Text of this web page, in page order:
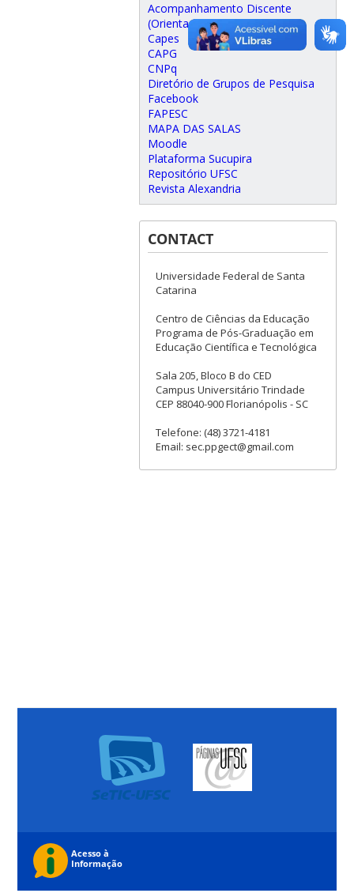
Acompanhamento Discente
(Orientadores)
Capes
CAPG
CNPq
Diretório de Grupos de Pesquisa
Facebook
FAPESC
MAPA DAS SALAS
Moodle
Plataforma Sucupira
Repositório UFSC
Revista Alexandria
CONTACT
Universidade Federal de Santa
Catarina
Centro de Ciências da Educação
Programa de Pós-Graduação em
Educação Científica e Tecnológica
Sala 205, Bloco B do CED
Campus Universitário Trindade
CEP 88040-900 Florianópolis - SC
Telefone: (48) 3721-4181
Email: sec.ppgect@gmail.com